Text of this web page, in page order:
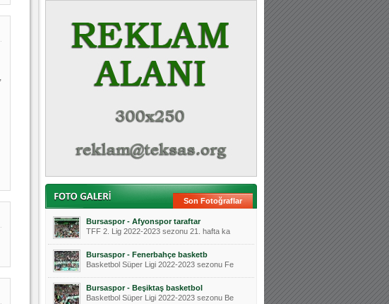
Son Fotoğraflar
Bursaspor - Afyonspor taraftar
TFF 2. Lig 2022-2023 sezonu 21. hafta ka
Bursaspor - Fenerbahçe basketb
Basketbol Süper Ligi 2022-2023 sezonu Fe
Bursaspor - Beşiktaş basketbol
Basketbol Süper Ligi 2022-2023 sezonu Be